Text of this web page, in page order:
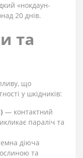
«нокдаун-
20 днів.
та
що
у шкідників:
— контактний
параліч та
діюча
та